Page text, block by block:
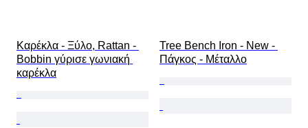
Καρέκλα - Ξύλο, Rattan -
Bobbin γύρισε γωνιακή
καρέκλα
Tree Bench Iron - New -
Πάγκος - Μέταλλο